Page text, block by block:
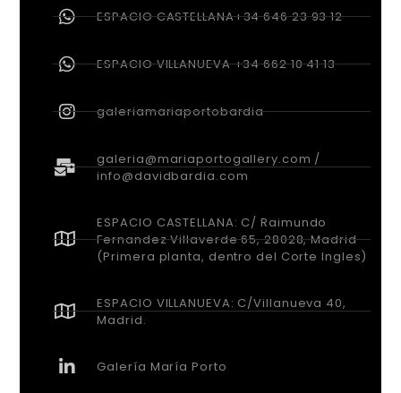
ESPACIO CASTELLANA+34 646 23 93 12
ESPACIO VILLANUEVA +34 662 10 41 13
galeriamariaportobardia
galeria@mariaportogallery.com /
info@davidbardia.com
ESPACIO CASTELLANA: C/ Raimundo
Fernandez Villaverde 65, 28028, Madrid
(Primera planta, dentro del Corte Ingles)
ESPACIO VILLANUEVA: C/Villanueva 40,
Madrid.
Galería María Porto